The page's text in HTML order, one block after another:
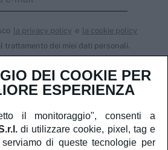
la privacy policy e la cookie policy
trattamento dei miei dati personali.
Iscriviti
DEI COOKIE PER
ESPERIENZA
il monitoraggio", consenti a
di utilizzare cookie, pixel, tag e
di queste tecnologie per